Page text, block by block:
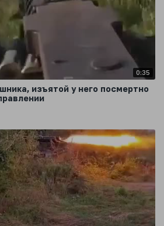
0:35
изъятой у него посмертно